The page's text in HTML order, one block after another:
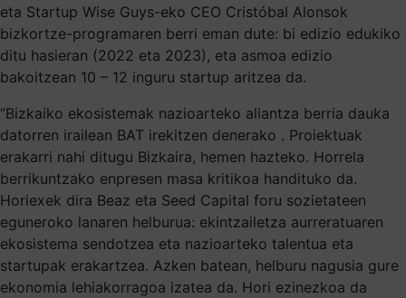
eta Startup Wise Guys-eko CEO Cristóbal Alonsok
bizkortze-programaren berri eman dute: bi edizio edukiko
ditu hasieran (2022 eta 2023), eta asmoa edizio
bakoitzean 10 – 12 inguru startup aritzea da.
“Bizkaiko ekosistemak nazioarteko aliantza berria dauka
datorren irailean BAT irekitzen denerako . Proiektuak
erakarri nahi ditugu Bizkaira, hemen hazteko. Horrela
berrikuntzako enpresen masa kritikoa handituko da.
Horiexek dira Beaz eta Seed Capital foru sozietateen
eguneroko lanaren helburua: ekintzailetza aurreratuaren
ekosistema sendotzea eta nazioarteko talentua eta
startupak erakartzea. Azken batean, helburu nagusia gure
ekonomia lehiakorragoa izatea da. Hori ezinezkoa da